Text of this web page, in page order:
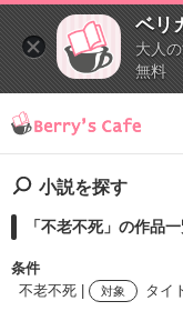
ベリ
大人
無料
小説を探す
「不老不死」の作品
条件
不老不死 |
対象 タイ